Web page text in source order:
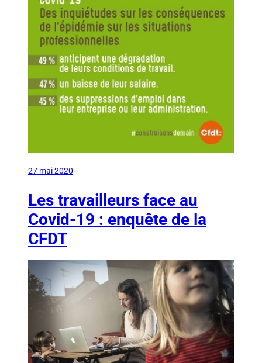
27 mai 2020
Les travailleurs face au
Covid-19 : enquête de la
CFDT